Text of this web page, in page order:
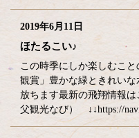
2019年6月11日
ほたるこい♪
この時季にしか楽しむこ
観賞」豊かな緑ときれい
放ちます最新の飛翔情報
父観光なび） ↓↓https://